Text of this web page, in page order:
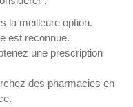
la meilleure option.
est reconnue.
une prescription
des pharmacies en